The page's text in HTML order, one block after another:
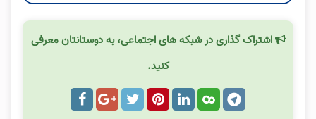
اشتراک گذاری در شبکه های اجتماعی، به دوستانتان معرفی
کنید.